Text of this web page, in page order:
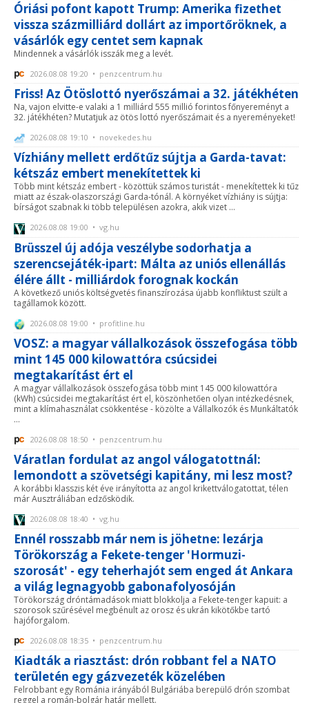
Óriási pofont kapott Trump: Amerika fizethet
vissza százmilliárd dollárt az importőröknek, a
vásárlók egy centet sem kapnak
Mindennek a vásárlók isszák meg a levét.
2026.08.08 19:20 • penzcentrum.hu
Friss! Az Ötöslottó nyerőszámai a 32. játékhéten
Na, vajon elvitte-e valaki a 1 milliárd 555 millió forintos főnyereményt a
32. játékhéten? Mutatjuk az ötös lottó nyerőszámait és a nyereményeket!
2026.08.08 19:10 • novekedes.hu
Vízhiány mellett erdőtűz sújtja a Garda-tavat:
kétszáz embert menekítettek ki
Több mint kétszáz embert - közöttük számos turistát - menekítettek ki tűz
miatt az észak-olaszországi Garda-tónál. A környéket vízhiány is sújtja:
bírságot szabnak ki több településen azokra, akik vizet ...
2026.08.08 19:00 • vg.hu
Brüsszel új adója veszélybe sodorhatja a
szerencsejáték-ipart: Málta az uniós ellenállás
élére állt - milliárdok forognak kockán
A következő uniós költségvetés finanszírozása újabb konfliktust szült a
tagállamok között.
2026.08.08 19:00 • profitline.hu
VOSZ: a magyar vállalkozások összefogása több
mint 145 000 kilowattóra csúcsidei
megtakarítást ért el
A magyar vállalkozások összefogása több mint 145 000 kilowattóra
(kWh) csúcsidei megtakarítást ért el, köszönhetően olyan intézkedésnek,
mint a klímahasználat csökkentése - közölte a Vállalkozók és Munkáltatók
...
2026.08.08 18:50 • penzcentrum.hu
Váratlan fordulat az angol válogatottnál:
lemondott a szövetségi kapitány, mi lesz most?
A korábbi klasszis két éve irányította az angol krikettválogatottat, télen
már Ausztráliában edzősködik.
2026.08.08 18:40 • vg.hu
Ennél rosszabb már nem is jöhetne: lezárja
Törökország a Fekete-tenger 'Hormuzi-
szorosát' - egy teherhajót sem enged át Ankara
a világ legnagyobb gabonafolyosóján
Törökország dróntámadások miatt blokkolja a Fekete-tenger kapuit: a
szorosok szűrésével megbénult az orosz és ukrán kikötőkbe tartó
hajóforgalom.
2026.08.08 18:35 • penzcentrum.hu
Kiadták a riasztást: drón robbant fel a NATO
területén egy gázvezeték közelében
Felrobbant egy Románia irányából Bulgáriába berepülő drón szombat
reggel a román-bolgár határ mellett.